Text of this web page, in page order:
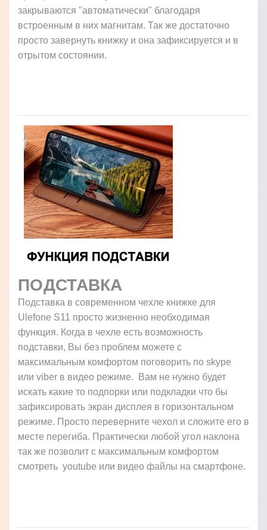
закрываются "автоматически" благодаря
встроенным в них магнитам. Так же достаточно
просто завернуть книжку и она зафиксируется и в
отрытом состоянии.
ПОДСТАВКА
Подставка в современном чехле книжке для
Ulefone S11 просто жизненно необходимая
функция. Когда в чехле есть возможность
подставки, Вы без проблем можете с
максимальным комфортом поговорить по skype
или viber в видео режиме. Вам не нужно будет
искать какие то подпорки или подкладки что бы
зафиксировать экран дисплея в горизонтальном
режиме. Просто переверните чехол и сложите его в
месте перегиба. Практически любой угол наклона
так же позволит с максимальным комфортом
смотреть youtube или видео файлы на смартфоне.